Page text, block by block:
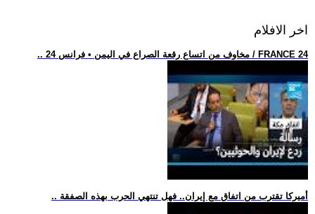
اخر الافلام
.. مخاوف من اتساع رقعة الصراع في اليمن • فرانس 24 / FRANCE 24
.. أميركا تقترب من اتفاق مع إيران.. فهل تنتهي الحرب بهذه الصفقة